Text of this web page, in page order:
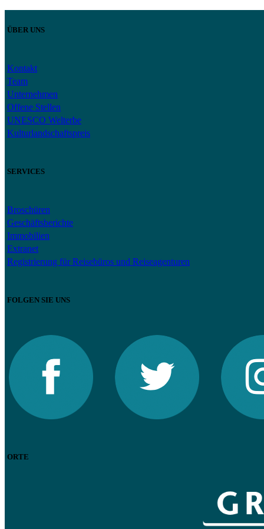
ÜBER UNS
Kontakt
Team
Unternehmen
Offene Stellen
UNESCO Welterbe
Kulturlandschaftspreis
SERVICES
Broschüren
Geschäftsberichte
Immobilien
Extranet
Registrierung für Reisebüros und Reiseagenturen
FOLGEN SIE UNS
ORTE